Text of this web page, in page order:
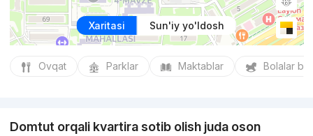
Xaritasi Sun'iy yo'ldosh
Ovqat Parklar Maktablar Bolalar
Domtut orqali kvartira sotib olish juda oson